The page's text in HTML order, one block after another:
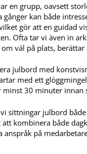
en grupp, oavsett
kan både
gör att en guidad
Ofta tar vi även in
väl på plats, berättar
julbord med
med ett
minst 30 minuter
sittningar julbord
kombinera både
anspråk på